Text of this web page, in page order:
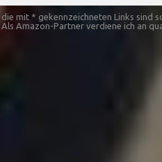
die mit * gekennzeichneten Links sind
Als Amazon-Partner verdiene ich an